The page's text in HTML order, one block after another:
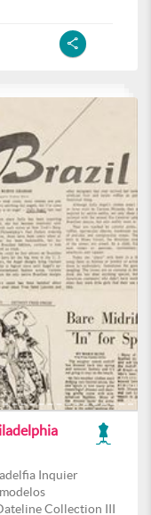
Inquier
Collection III